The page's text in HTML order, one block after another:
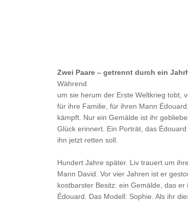
Zwei Paare – getrennt durch ein
Während
um sie herum der Erste Weltkrieg tobt,
für ihre Familie, für ihren Mann
kämpft. Nur ein Gemälde ist ihr
Glück erinnert. Ein Porträt, das
ihn jetzt retten soll.
Hundert Jahre später. Liv trauert um
Mann David. Vor vier Jahren ist er
kostbarster Besitz: ein Gemälde, das
Édouard. Das Modell: Sophie. Als ihr